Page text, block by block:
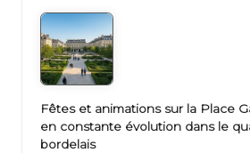
Fêtes et animations sur la Place
en constante évolution dans le
bordelais